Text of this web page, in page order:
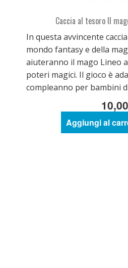
Caccia al tesoro Il
In questa avvincente
mondo fantasy e della
aiuteranno il mago Lineo
poteri magici. Il gioco è
compleanno per bambini
Aggiungi al